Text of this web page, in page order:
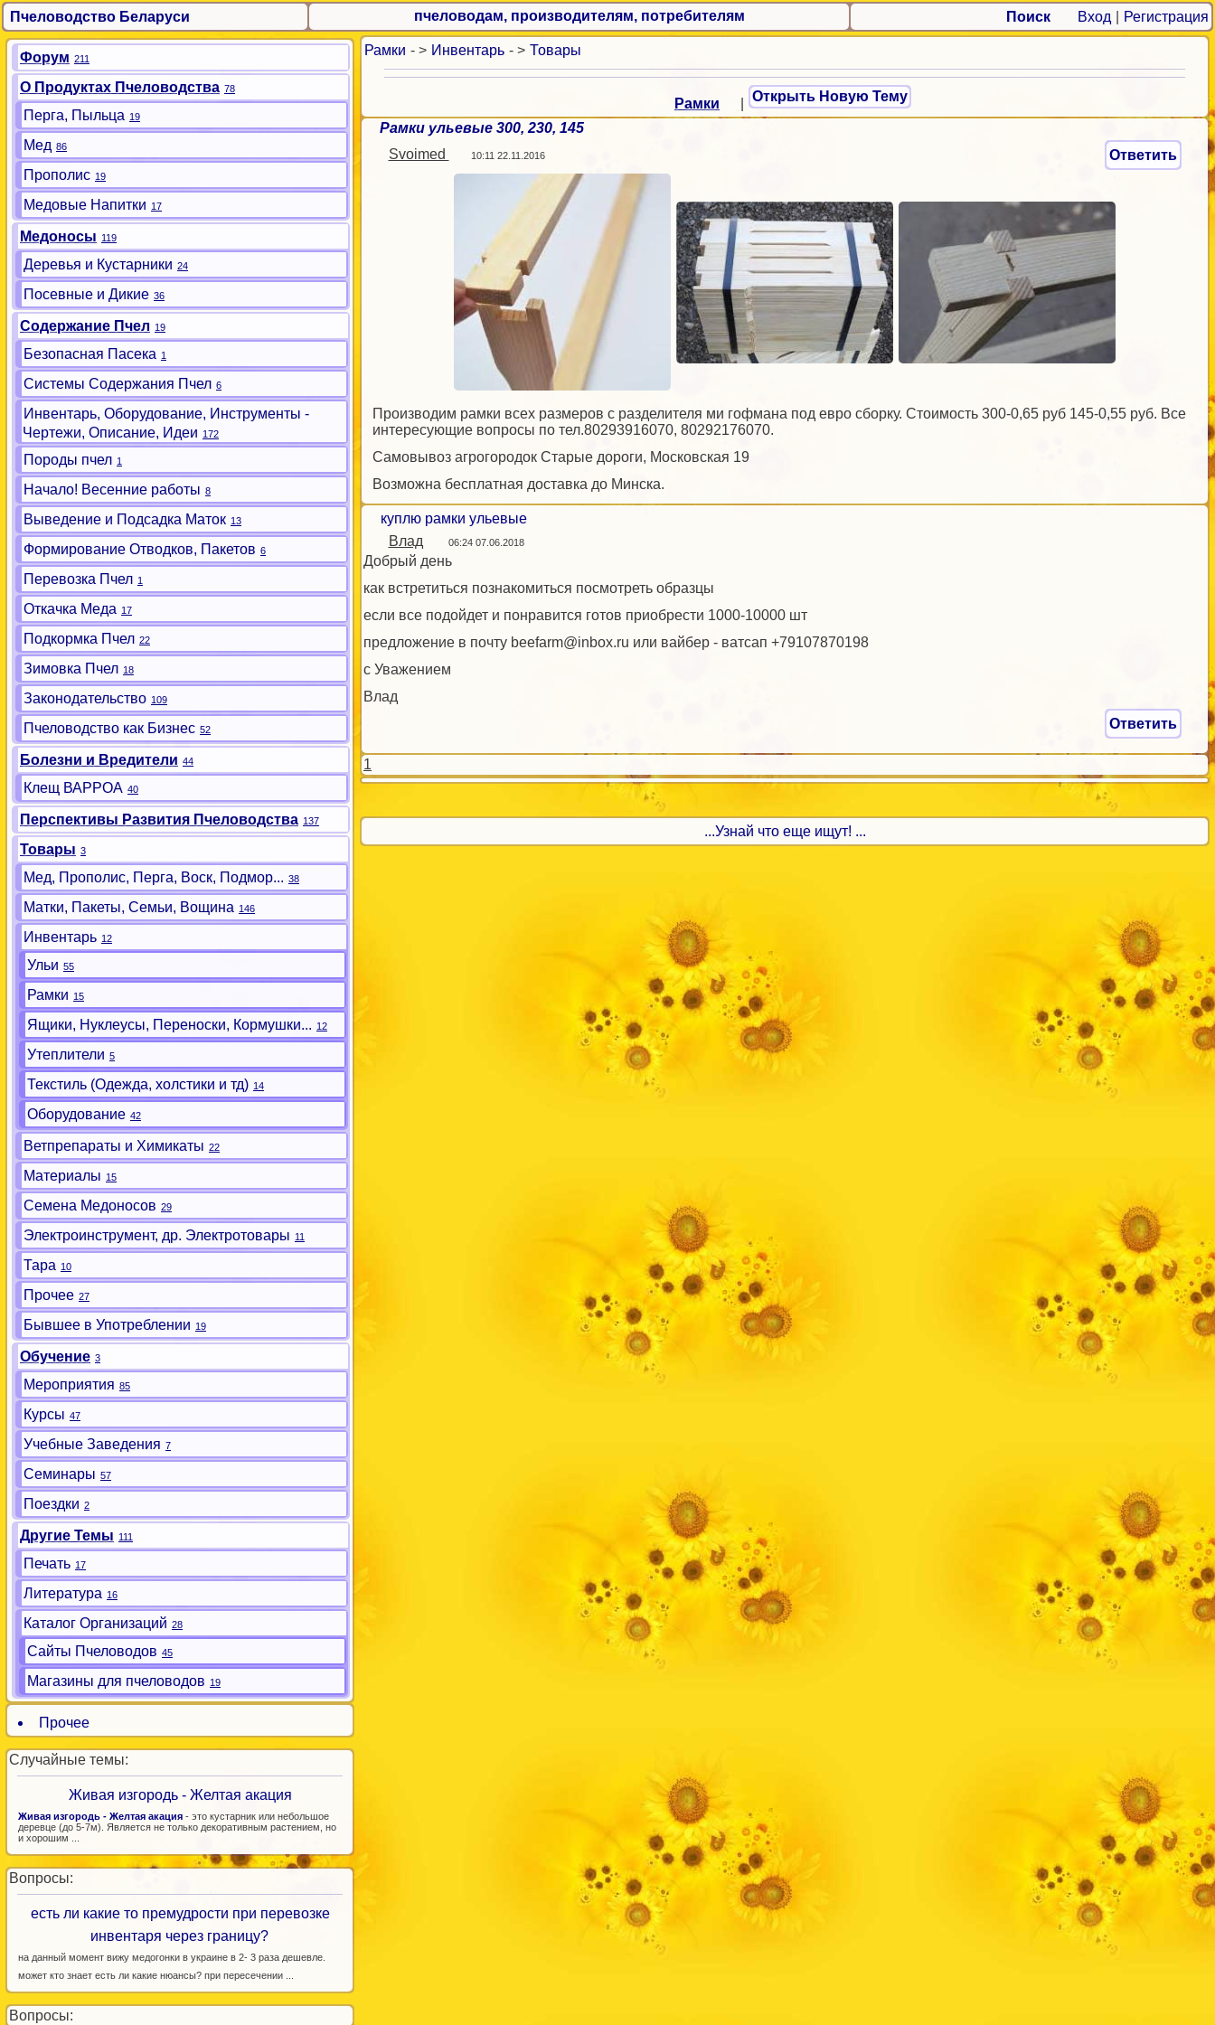
Пчеловодство Беларуси пчеловодам, производителям, потребителям Поиск Вход Регистрация
Рамки - > Инвентарь - > Товары
Рамки Открыть Новую Тему
Рамки ульевые 300, 230, 145
Svoimed
10:11 22.11.2016 Ответить
Производим рамки всех размеров с разделителя ми гофмана под евро сборку. Стоимость 300-0,65 руб 145-0,55 руб. Все
интересующие вопросы по тел.80293916070, 80292176070.
Самовывоз агрогородок Старые дороги, Московская 19
Возможна бесплатная доставка до Минска.
куплю рамки ульевые
Влад
06:24 07.06.2018
Добрый день
как встретиться познакомиться посмотреть образцы
если все подойдет и понравится готов приобрести 1000-10000 шт
предложение в почту beefarm@inbox.ru или вайбер - ватсап +79107870198
с Уважением
Влад
Ответить
1
...Узнай что еще ищут! ...
Форум 211
О Продуктах Пчеловодства 78
Перга, Пыльца 19
Мед 86
Прополис 19
Медовые Напитки 17
Медоносы 119
Деревья и Кустарники 24
Посевные и Дикие 36
Содержание Пчел 19
Безопасная Пасека 1
Системы Содержания Пчел 6
Инвентарь, Оборудование, Инструменты -
Чертежи, Описание, Идеи 172
Породы пчел 1
Начало! Весенние работы 8
Выведение и Подсадка Маток 13
Формирование Отводков, Пакетов 6
Перевозка Пчел 1
Откачка Меда 17
Подкормка Пчел 22
Зимовка Пчел 18
Законодательство 109
Пчеловодство как Бизнес 52
Болезни и Вредители 44
Клещ ВАРРОА 40
Перспективы Развития Пчеловодства 137
Товары 3
Мед, Прополис, Перга, Воск, Подмор... 38
Матки, Пакеты, Семьи, Вощина 146
Инвентарь 12
Ульи 55
Рамки 15
Ящики, Нуклеусы, Переноски, Кормушки... 12
Утеплители 5
Текстиль (Одежда, холстики и тд) 14
Оборудование 42
Ветпрепараты и Химикаты 22
Материалы 15
Семена Медоносов 29
Электроинструмент, др. Электротовары 11
Тара 10
Прочее 27
Бывшее в Употреблении 19
Обучение 3
Мероприятия 85
Курсы 47
Учебные Заведения 7
Семинары 57
Поездки 2
Другие Темы 111
Печать 17
Литература 16
Каталог Организаций 28
Сайты Пчеловодов 45
Магазины для пчеловодов 19
Прочее
Случайные темы:
Живая изгородь - Желтая акация
Живая изгородь - Желтая акация - это кустарник или небольшое
деревце (до 5-7м). Является не только декоративным растением, но
и хорошим ...
Вопросы:
есть ли какие то премудрости при перевозке
инвентаря через границу?
на данный момент вижу медогонки в украине в 2- 3 раза дешевле.
может кто знает есть ли какие нюансы? при пересечении ...
Вопросы: